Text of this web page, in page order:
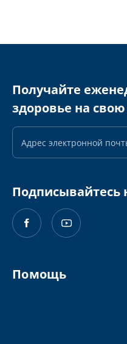
Получайте
здоровье на
Адрес
почты
Подписывайтесь
Помощь